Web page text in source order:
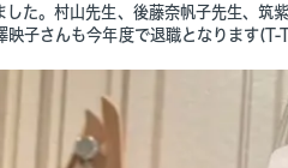
た。村山先生、後藤奈帆子先生、筑
映子さんも今年度で退職となります